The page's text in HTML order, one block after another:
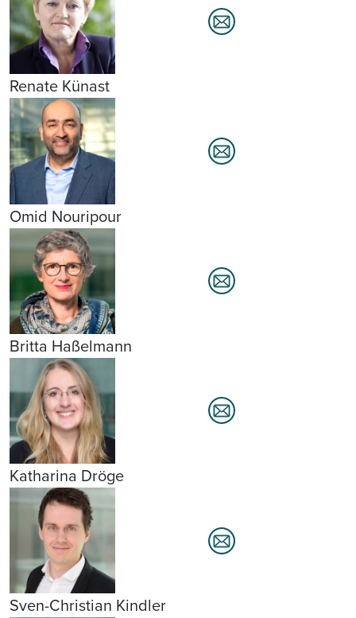
Renate Künast
Omid Nouripour
Britta Haßelmann
Katharina Dröge
Sven-Christian Kindler